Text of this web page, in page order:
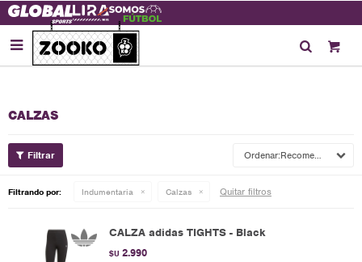

CALZAS
Recomendados
Filtrando por: Indumentaria Calzas Quitar filtros
CALZA adidas TIGHTS - Black
$U 2.990